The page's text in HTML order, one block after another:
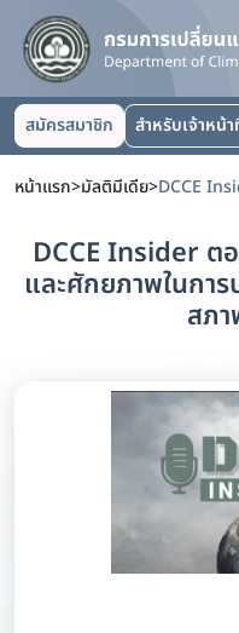
สมัครสมาชิก สำหรับเจ้าหน้า
หน้าแรก>มัลติมีเดีย>
DCCE Insider
และศักยภาพในกา
สภ